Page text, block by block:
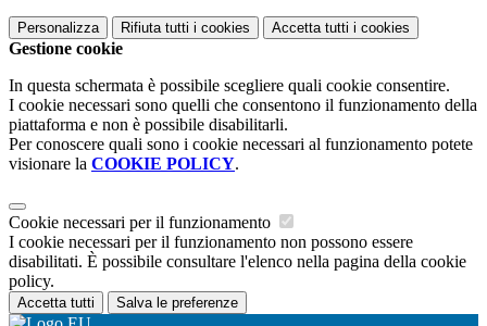
Personalizza Rifiuta tutti i cookies Accetta tutti i cookies
Gestione cookie
In questa schermata è possibile scegliere quali cookie consentire.
I cookie necessari sono quelli che consentono il funzionamento della
piattaforma e non è possibile disabilitarli.
Per conoscere quali sono i cookie necessari al funzionamento potete
visionare la COOKIE POLICY.
Cookie necessari per il funzionamento
I cookie necessari per il funzionamento non possono essere
disabilitati. È possibile consultare l'elenco nella pagina della cookie
policy.
Accetta tutti Salva le preferenze